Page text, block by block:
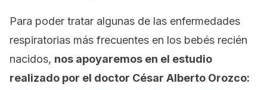
Para poder tratar algunas de las enfermedades
respiratorias más frecuentes en los bebés recién
nacidos, nos apoyaremos en el estudio
realizado por el doctor César Alberto Orozco: